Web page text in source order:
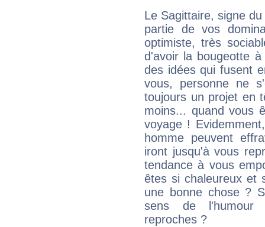
Le Sagittaire, signe
partie de vos
optimiste, très
d'avoir la bougeotte
des idées qui fusent
vous, personne ne
toujours un projet en
moins... quand vous
voyage !
homme peuvent
iront jusqu'à vous
tendance à vous
êtes si chaleureux et
une bonne chose ?
sens de l'humour
reproches ?